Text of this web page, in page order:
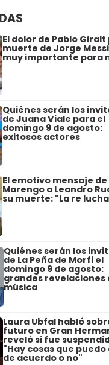
El dolor de Pablo Giralt
muerte de Jorge
muy importante para
Quiénes serán los
de Juana Viale para el
domingo 9 de agosto:
exitosos actores
El emotivo mensaje
Marengo a Leandro
su muerte: "La re
Quiénes serán los
de La Peña de Morfi el
domingo 9 de agosto:
grandes revelaciones
música
Laura Ubfal habló
futuro en Gran
reveló si fue
"Hay cosas que
de acuerdo o no"